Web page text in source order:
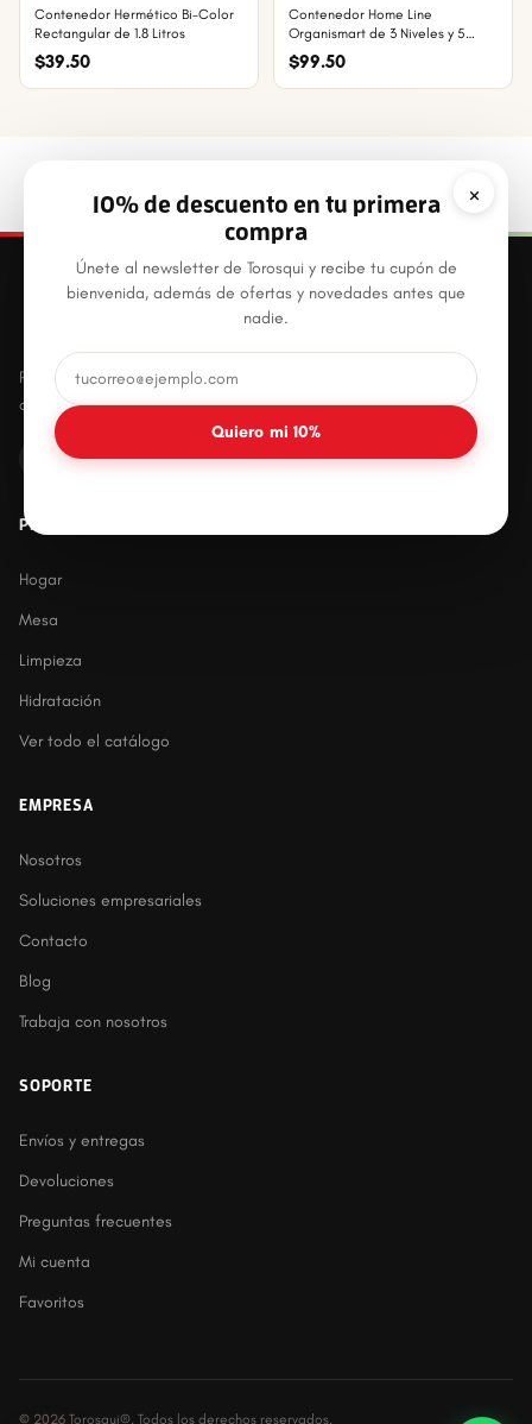
Contenedor Hermético Bi-Color
Rectangular de 1.8 Litros
$39.50
Contenedor Home Line
Organismart de 3 Niveles y 5
Litros
$99.50
×
10% de descuento en tu primera
compra
Únete al newsletter de Torosqui y recibe tu cupón de
bienvenida, además de ofertas y novedades antes que
nadie.
Quiero mi 10%
Productos plásticos innovadores, prácticos y
duraderos para el hogar mexicano.
PRODUCTOS
Hogar
Mesa
Limpieza
Hidratación
Ver todo el catálogo
EMPRESA
Nosotros
Soluciones empresariales
Contacto
Blog
Trabaja con nosotros
SOPORTE
Envíos y entregas
Devoluciones
Preguntas frecuentes
Mi cuenta
Favoritos
© 2026 Torosqui®. Todos los derechos reservados.